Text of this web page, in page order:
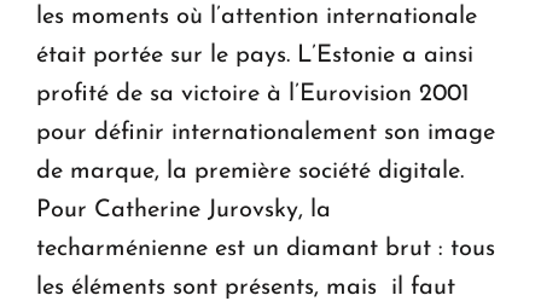
les moments où l’attention internationale
était portée sur le pays. L’Estonie a ainsi
profité de sa victoire à l’Eurovision 2001
pour définir internationalement son image
de marque, la première société digitale.
Pour Catherine Jurovsky, la
techarménienne est un diamant brut : tous
les éléments sont présents, mais il faut